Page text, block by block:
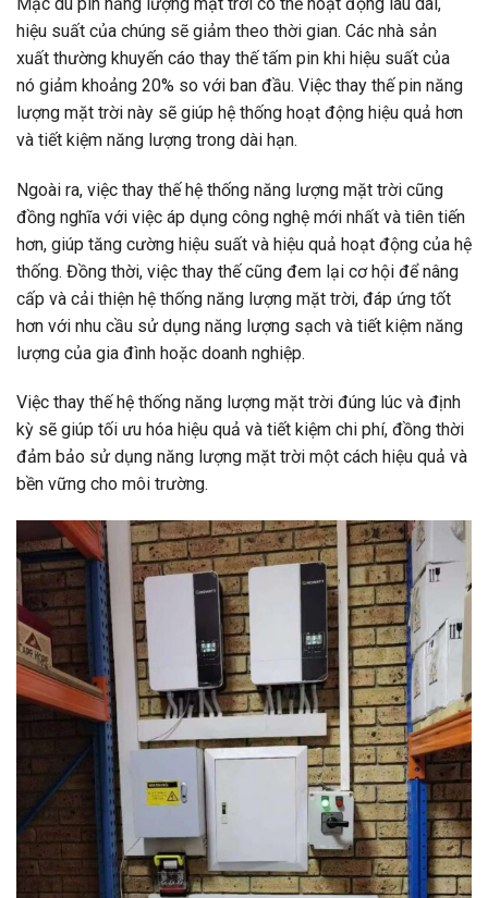
hiệu suất của chúng sẽ giảm theo thời gian. Các nhà sản
xuất thường khuyến cáo thay thế tấm pin khi hiệu suất của
nó giảm khoảng 20% so với ban đầu. Việc thay thế pin năng
lượng mặt trời này sẽ giúp hệ thống hoạt động hiệu quả hơn
và tiết kiệm năng lượng trong dài hạn.
Ngoài ra, việc thay thế hệ thống năng lượng mặt trời cũng
đồng nghĩa với việc áp dụng công nghệ mới nhất và tiên tiến
hơn, giúp tăng cường hiệu suất và hiệu quả hoạt động của hệ
thống. Đồng thời, việc thay thế cũng đem lại cơ hội để nâng
cấp và cải thiện hệ thống năng lượng mặt trời, đáp ứng tốt
hơn với nhu cầu sử dụng năng lượng sạch và tiết kiệm năng
lượng của gia đình hoặc doanh nghiệp.
Việc thay thế hệ thống năng lượng mặt trời đúng lúc và định
kỳ sẽ giúp tối ưu hóa hiệu quả và tiết kiệm chi phí, đồng thời
đảm bảo sử dụng năng lượng mặt trời một cách hiệu quả và
bền vững cho môi trường.